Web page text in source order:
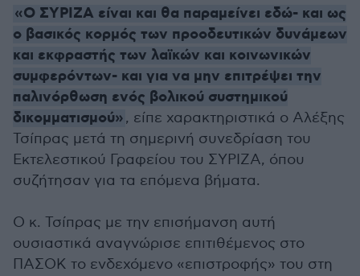
«Ο ΣΥΡΙΖΑ είναι και θα παραμείνει εδώ- και ως
ο βασικός κορμός των προοδευτικών δυνάμεων
και εκφραστής των λαϊκών και κοινωνικών
συμφερόντων- και για να μην επιτρέψει την
παλινόρθωση ενός βολικού συστημικού
δικομματισμού», είπε χαρακτηριστικά ο Αλέξης
Τσίπρας μετά τη σημερινή συνεδρίαση του
Εκτελεστικού Γραφείου του ΣΥΡΙΖΑ, όπου
συζήτησαν για τα επόμενα βήματα.
Ο κ. Τσίπρας με την επισήμανση αυτή
ουσιαστικά αναγνώρισε επιτιθέμενος στο
ΠΑΣΟΚ το ενδεχόμενο «επιστροφής» του στη